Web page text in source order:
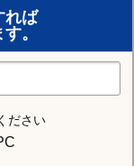
れば
。
ださい